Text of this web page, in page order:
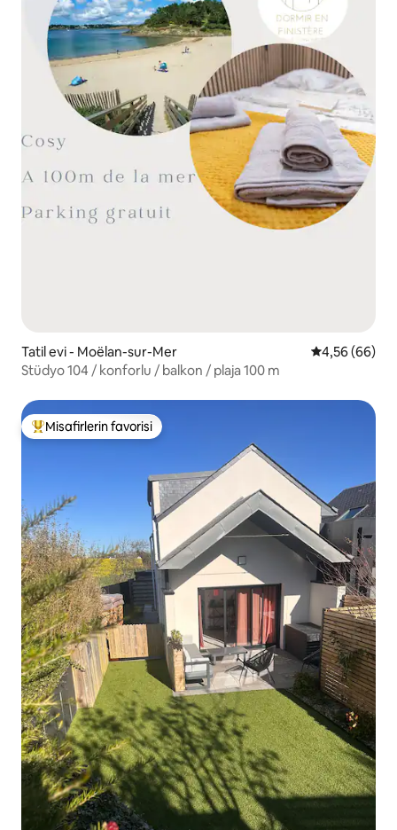
Tatil evi - Moëlan-sur-Mer 5 üzerinden
4,56 (66)
Stüdyo 104 / konforlu / balkon / plaja 100 m
Misafirlerin favorilerinden en beğenilenler arasında
Misafirlerin favorisi